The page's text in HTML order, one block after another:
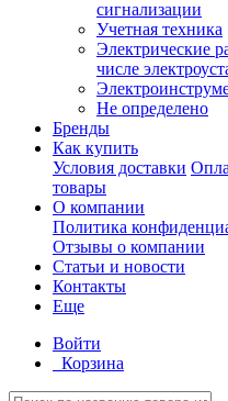
сигнализации
Учетная техника
Электрические
числе
Не определено
Бренды
Как купить
Условия доставки
товары
О компании
Политика
Отзывы о компании
Статьи и новости
Контакты
Еще
Войти
Корзина